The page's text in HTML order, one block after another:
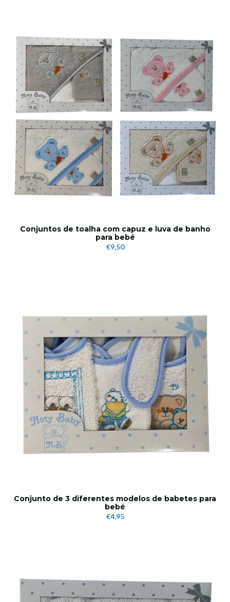
Conjuntos de toalha com capuz e luva de banho
para bebé
€9,50
Conjunto de 3 diferentes modelos de babetes para
bebé
€4,95